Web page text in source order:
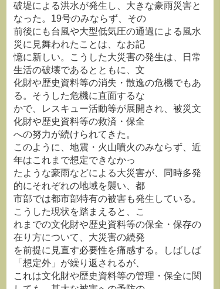
破堤による洪水が発生し、大きな豪雨災害と
なった。19号のみならず、その
前後にも台風や大型低気圧の通過による風水
災に見舞われたことは、なお記
憶に新しい。こうした大災害の発生は、日常
生活の破壊であるとともに、文
化財や歴史資料等の消失・散逸の危機でもあ
る。そうした危機に直面するな
かで、レスキュー活動等が展開され、被災文
化財や歴史資料等の救済・保全
への努力が続けられてきた。
このように、地震・火山噴火のみならず、近
年はこれまで想定できなかっ
たような豪雨などによる大災害が、同時多発
的にそれぞれの地域を襲い、都
市部では都市部特有の被害も発生している。
こうした現状を踏まえると、こ
れまでの文化財や歴史資料等の保全・保存の
在り方について、大災害の続発
を前提に見直す必要性を痛感する。しばしば
「想定外」が繰り返されるが、
これは文化財や歴史資料等の管理・保全に関